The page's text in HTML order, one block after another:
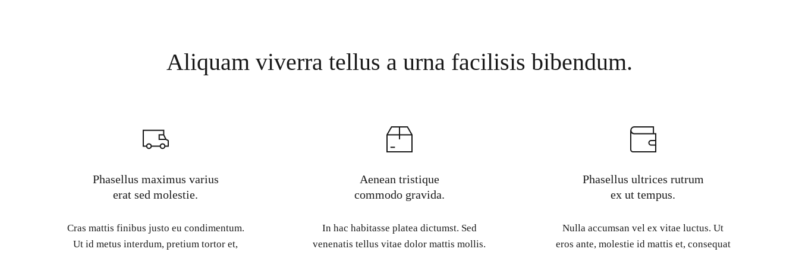
Aliquam viverra tellus a urna facilisis bibendum.
Phasellus maximus varius
erat sed molestie.
Cras mattis finibus justo eu condimentum.
Ut id metus interdum, pretium tortor et,
Aenean tristique
commodo gravida.
In hac habitasse platea dictumst. Sed
venenatis tellus vitae dolor mattis mollis.
Phasellus ultrices rutrum
ex ut tempus.
Nulla accumsan vel ex vitae luctus. Ut
eros ante, molestie id mattis et, consequat